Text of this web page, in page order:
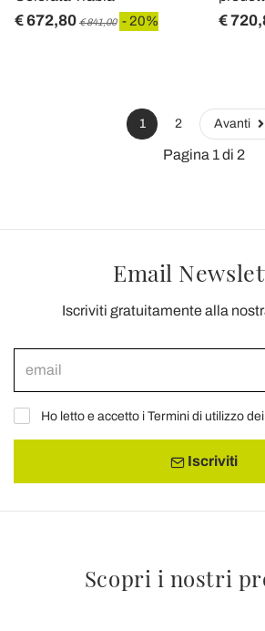
€ 672,80 € 841,00 - 20% €
1 2 Avanti
Pagina 1 di 2
Email
Iscriviti gratuitamente alla
Ho letto e accetto i Termini di utilizzo
Iscriviti
Scopri i nostri